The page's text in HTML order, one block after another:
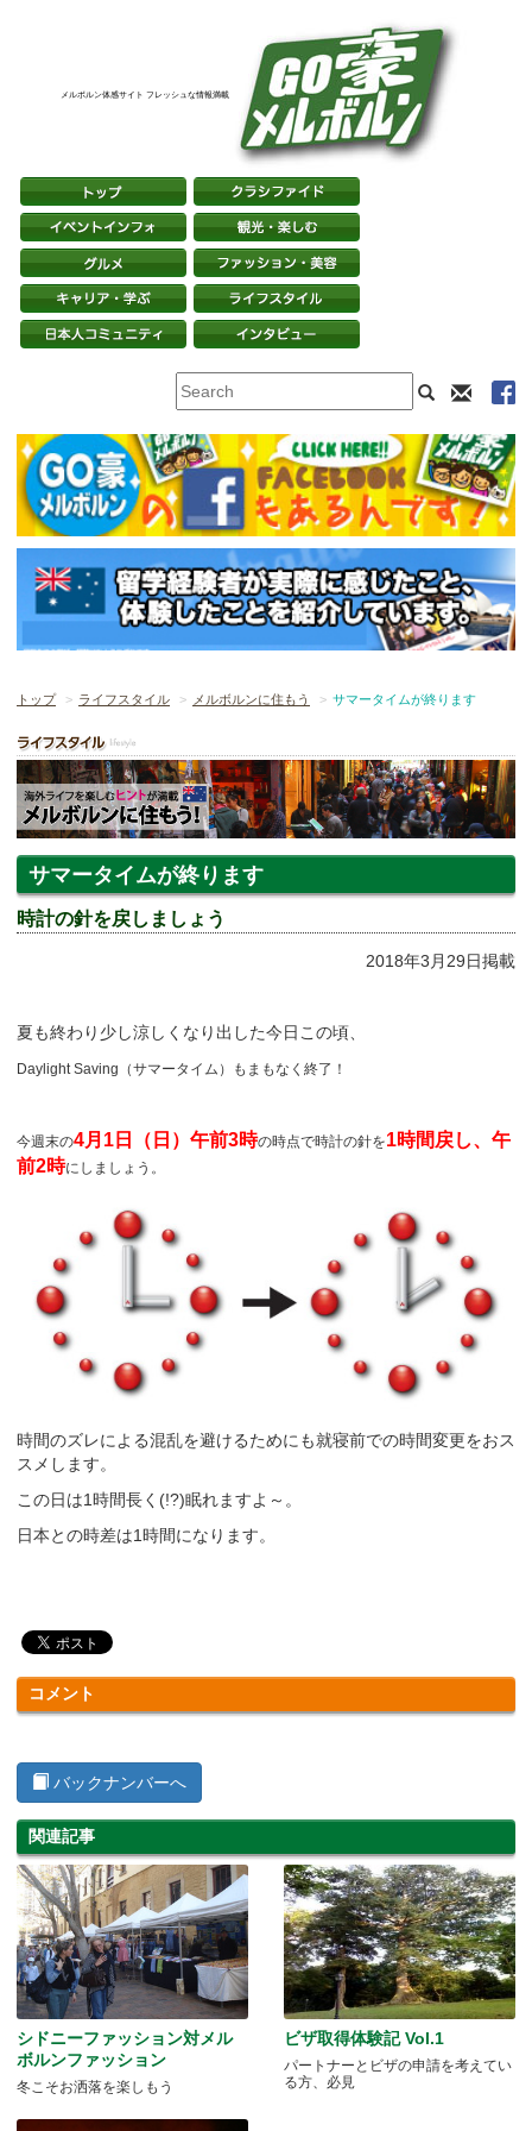
メルボルン体感サイト フレッシュな情報満載
トップ ライフスタイル メルボルンに住もう サマータイムが終ります
サマータイムが終ります
時計の針を戻しましょう
2018年3月29日掲載
夏も終わり少し涼しくなり出した今日この頃、
Daylight Saving（サマータイム）もまもなく終了！
今週末の4月1日（日）午前3時の時点で時計の針を1時間戻し、午
前2時にしましょう 。
時間のズレによる混乱を避けるためにも就寝前での時間変更をおス
スメします。
この日は1時間長く(!?)眠れますよ～。
日本との時差は1時間になります。
コメント
バックナンバーへ
関連記事
シドニーファッション対メル
ボルンファッション
冬こそお洒落を楽しもう
ビザ取得体験記 Vol.1
パートナーとビザの申請を考えてい
る方、必見